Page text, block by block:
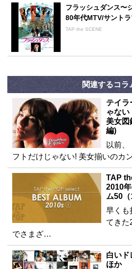
フラッシュダンス〜
80年代MTV/サント
TAP the SCENE
関連するコラ
テイラ
ゃない
美女図
編)
以前
フトだけじゃない! 美女揃いのカ
TAP
2010
ム50（
早くも
てきた
でさまざ…
白いド
ほか